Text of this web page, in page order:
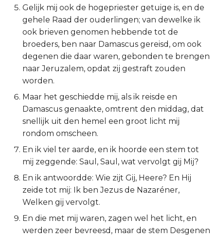
1 Koningen
2 Koningen
1 Kronieken
2 Kronieken
Ezra
Nehémia
Esther
Job
Psalmen
Spreuken
Gelijk mij ook de hogepriester getuige is, en de
gehele Raad der ouderlingen; van dewelke ik
ook brieven genomen hebbende tot de
broeders, ben naar Damascus gereisd, om ook
degenen die daar waren, gebonden te brengen
naar Jeruzalem, opdat zij gestraft zouden
worden.
Maar het geschiedde mij, als ik reisde en
Damascus genaakte, omtrent den middag, dat
snellijk uit den hemel een groot licht mij
rondom omscheen.
En ik viel ter aarde, en ik hoorde een stem tot
mij zeggende: Saul, Saul, wat vervolgt gij Mij?
En ik antwoordde: Wie zijt Gij, Heere? En Hij
zeide tot mij: Ik ben Jezus de Nazaréner,
Welken gij vervolgt.
En die met mij waren, zagen wel het licht, en
werden zeer bevreesd, maar de stem Desgenen